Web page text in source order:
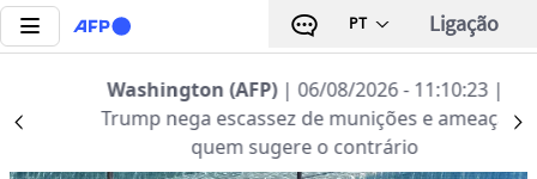
Passar para o conteúdo principal PT Ligação
Précédent
Washington (AFP)| 06/08/2026 - 11:10:23 |
Trump nega escassez de munições e ameaça
quem sugere o contrário
Notícias | AFP.com